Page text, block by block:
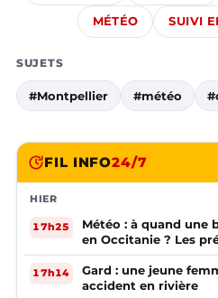
MÉTÉO SUIVI
SUJETS
#Montpellier #météo
FIL INFO24/7
HIER
17h25
Météo : à quand une
en Occitanie ? Les
17h14
Gard : une jeune
accident en rivière